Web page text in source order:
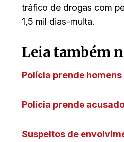
tráfico de drogas com
1,5 mil dias-multa.
Leia também
Polícia prende
Polícia prende
Suspeitos de